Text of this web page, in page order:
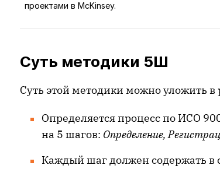
проектами в McKinsey.
Суть методики 5Ш
Суть этой методики можно уложить в
Определяется процесс по ИСО
на 5 шагов: Определение,
Каждый шаг должен содержать